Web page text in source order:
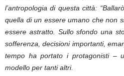
l’antropologia di questa città:
quella di un essere umano che non
essere astratto. Sullo sfondo una
sofferenza, decisioni importanti,
tempo ha portato i protagonisti –
modello per tanti altri.